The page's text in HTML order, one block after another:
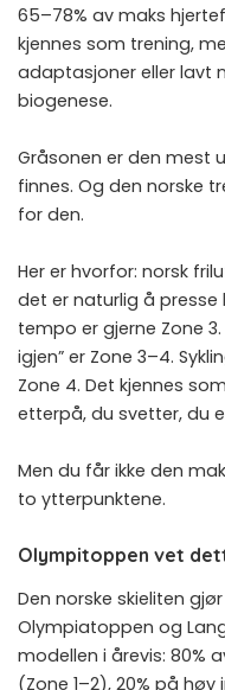
65–78% av maks
kjennes som trening,
adaptasjoner eller lavt
biogenese.
Gråsonen er den mest
finnes. Og den norske
for den.
Her er hvorfor: norsk
det er naturlig å presse
tempo er gjerne Zone
igjen” er Zone 3–4.
Zone 4. Det kjennes
etterpå, du svetter, du
Men du får ikke den
to ytterpunktene.
Olympitoppen vet
Den norske skieliten
Olympiatoppen og
modellen i årevis: 80%
(Zone 1–2), 20% på